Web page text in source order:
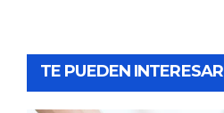
TE PUEDEN INTERESAR